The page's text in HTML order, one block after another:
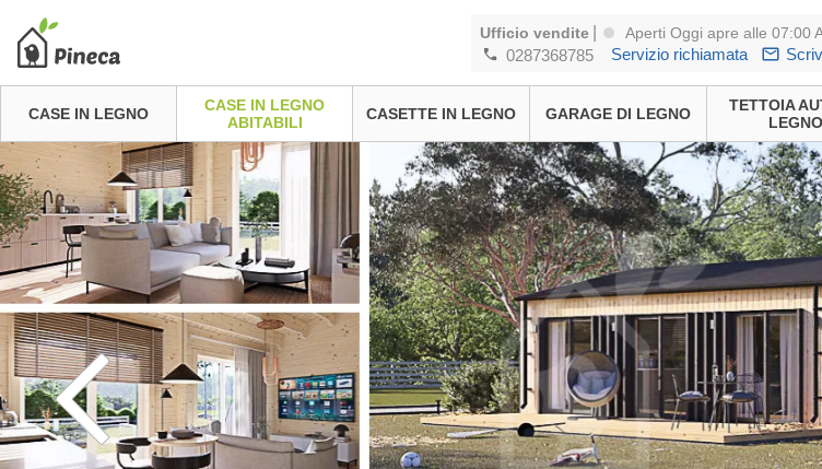
Ufficio vendite Aperti Oggi apre alle 07:00
0287368785 Servizio richiamata
CASE IN LEGNO
CASE IN LEGNO
ABITABILI
CASETTE IN LEGNO GARAGE DI LEGNO
TETTOIA
LEGNO